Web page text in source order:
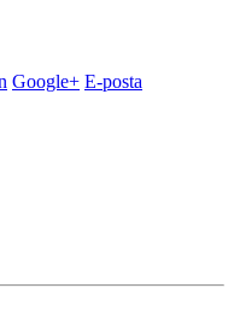
Google+ E-posta